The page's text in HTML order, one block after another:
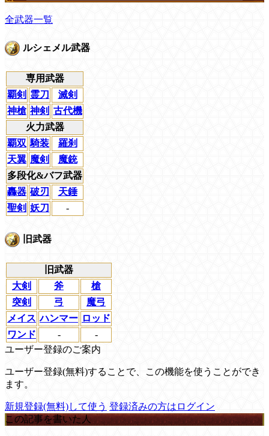
全武器一覧
ルシェメル武器
専用武器
覇剣 霊刀
滅剣
神槍 神剣 古代機
火力武器
覇双 騎装
羅刹
天翼 魔剣
魔銃
多段化&バフ武器
轟器 破刃
天錘
聖剣 妖刀 -
旧武器
旧武器
大剣
斧
槍
突剣
弓
魔弓
メイス ハンマー ロッド
ワンド
-
-
ユーザー登録のご案内
ユーザー登録(無料)することで、この機能を使うことができ
ます。
新規登録(無料)して使う 登録済みの方はログイン
この記事を書いた人